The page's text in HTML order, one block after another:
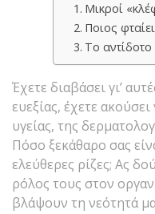
Μικροί
Ποιος
Το αντίδοτο
Έχετε διαβάσει γι’
ευεξίας, έχετε
υγείας, της
Πόσο ξεκάθαρο σας
ελεύθερες ρίζες; Ας
ρόλος τους στον
βλάψουν τη νεότητά